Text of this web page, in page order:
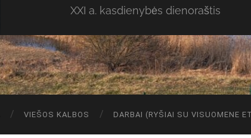
XXI a. kasdienybės dienoraštis
VIEŠOS KALBOS DARBAI (RYŠIAI SU VISUOMENE